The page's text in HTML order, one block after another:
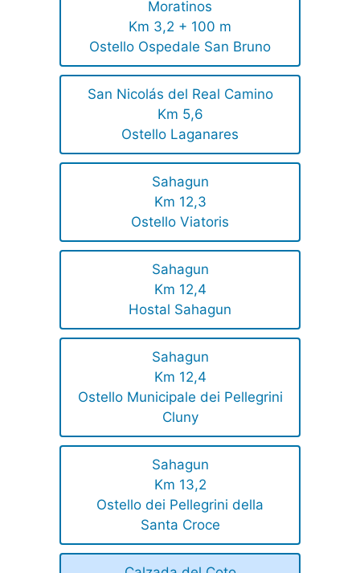
Moratinos
Km 3,2 + 100 m
Ostello Ospedale San Bruno
San Nicolás del Real Camino
Km 5,6
Ostello Laganares
Sahagun
Km 12,3
Ostello Viatoris
Sahagun
Km 12,4
Hostal Sahagun
Sahagun
Km 12,4
Ostello Municipale dei Pellegrini
Cluny
Sahagun
Km 13,2
Ostello dei Pellegrini della
Santa Croce